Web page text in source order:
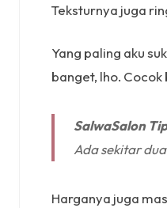
Teksturnya juga
Yang paling aku
banget, lho.
SalwaSalon
Ada sekitar
Harganya juga